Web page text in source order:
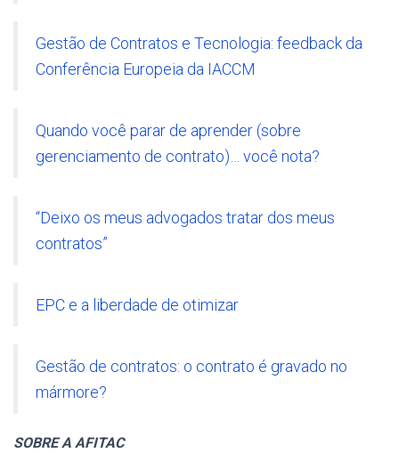
Gestão de Contratos e Tecnologia: feedback da
Conferência Europeia da IACCM
Quando você parar de aprender (sobre
gerenciamento de contrato)… você nota?
“Deixo os meus advogados tratar dos meus
contratos”
EPC e a liberdade de otimizar
Gestão de contratos: o contrato é gravado no
mármore?
SOBRE A AFITAC